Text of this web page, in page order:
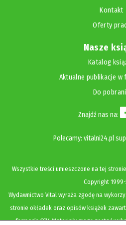
Kontakt
Oferty
Nasze
Katalog
Aktualne publikacje w
Do
Znajdź nas na:
Polecamy: vitalni24.pl
Wszystkie treści umieszczone na tej
Copyright1999-
Wydawnictwo Vital wyraża zgodę na
stronie okładek oraz opisów książek
formacie CSV. Materiały mogą zostać